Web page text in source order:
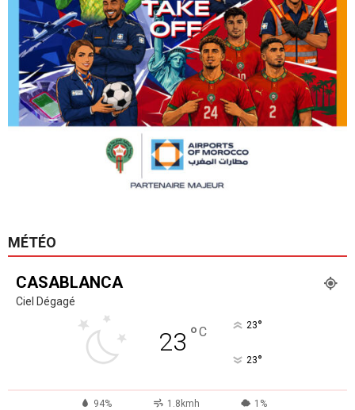
MÉTÉO
CASABLANCA
Ciel Dégagé
23 °C 23°
23°
94% 1.8kmh 1%